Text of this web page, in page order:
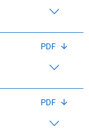
PDF
PDF